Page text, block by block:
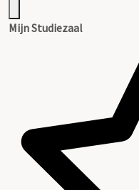
Mijn Studiezaal